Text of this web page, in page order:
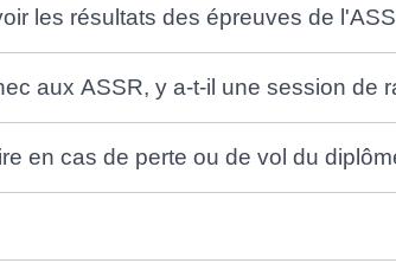
les résultats des épreuves de
aux ASSR, y a-t-il une session de
en cas de perte ou de vol du